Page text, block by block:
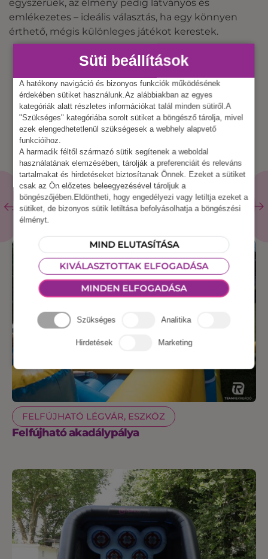
egyszerűek, az élmény pedig látványos és
emlékezetes – ideális választás, ha egy könnyen
érthető, mégis különleges játékot kerestek.
KAPCSOLÓDÓ
TERMÉKEK
ÖSSZES
ESZKÖZ
FELFÚJHATÓ LÉGVÁR, ESZKÖZ
Felfújható akadálypálya
Süti beállítások
A hatékony navigáció és bizonyos funkciók működésének
érdekében sütiket használunk.Az alábbiakban az egyes
kategóriák alatt részletes információkat talál minden sütiről.A
"Szükséges" kategóriába sorolt sütiket a böngésző tárolja, mivel
ezek elengedhetetlenül szükségesek a webhely alapvető
funkcióihoz.
A harmadik féltől származó sütik segítenek a weboldal
használatának elemzésében, tárolják a preferenciáit és releváns
tartalmakat és hirdetéseket biztosítanak Önnek. Ezeket a sütiket
csak az Ön előzetes beleegyezésével tároljuk a
böngészőjében.Eldöntheti, hogy engedélyezi vagy letiltja ezeket a
sütiket, de bizonyos sütik letiltása befolyásolhatja a böngészési
élményt.
MIND ELUTASÍTÁSA
KIVÁLASZTOTTAK ELFOGADÁSA
MINDEN ELFOGADÁSA
Szükséges Analitika
Hirdetések Marketing